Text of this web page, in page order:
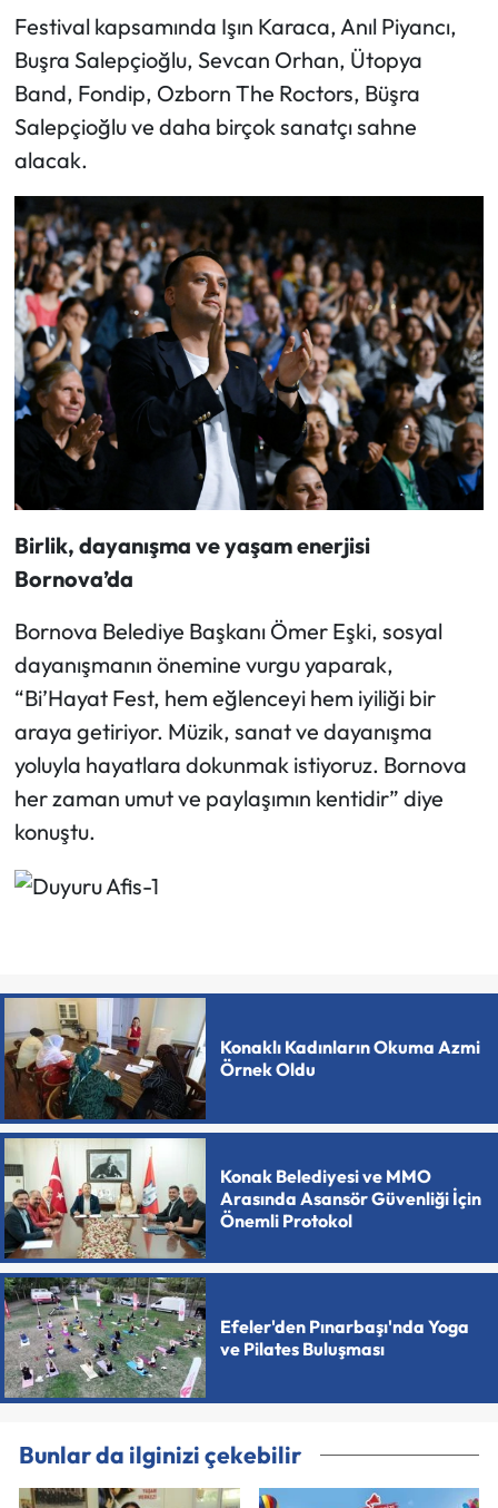
Festival kapsamında Işın Karaca, Anıl Piyancı,
Buşra Salepçioğlu, Sevcan Orhan, Ütopya
Band, Fondip, Ozborn The Roctors, Büşra
Salepçioğlu ve daha birçok sanatçı sahne
alacak.
Birlik, dayanışma ve yaşam enerjisi
Bornova’da
Bornova Belediye Başkanı Ömer Eşki, sosyal
dayanışmanın önemine vurgu yaparak,
“Bi’Hayat Fest, hem eğlenceyi hem iyiliği bir
araya getiriyor. Müzik, sanat ve dayanışma
yoluyla hayatlara dokunmak istiyoruz. Bornova
her zaman umut ve paylaşımın kentidir” diye
konuştu.
Konaklı Kadınların Okuma Azmi
Örnek Oldu
Konak Belediyesi ve MMO
Arasında Asansör Güvenliği İçin
Önemli Protokol
Efeler'den Pınarbaşı'nda Yoga
ve Pilates Buluşması
Bunlar da ilginizi çekebilir